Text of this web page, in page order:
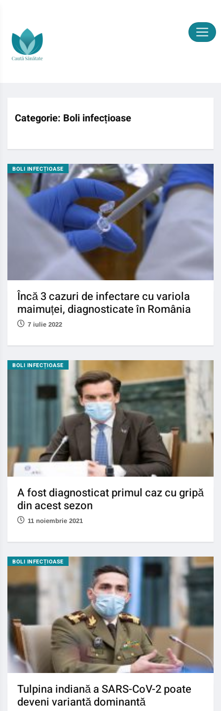
Categorie: Boli infecțioase
BOLI INFECȚIOASE
Încă 3 cazuri de infectare cu variola
maimuței, diagnosticate în România
7 iulie 2022
BOLI INFECȚIOASE
A fost diagnosticat primul caz cu gripă
din acest sezon
11 noiembrie 2021
BOLI INFECȚIOASE
Tulpina indiană a SARS-CoV-2 poate
deveni variantă dominantă